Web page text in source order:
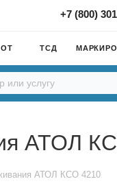
+7 (800)
ТСД
АТОЛ
АТОЛ КСО 4210